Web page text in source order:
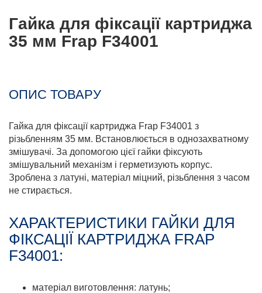
Гайка для фіксації картриджа
35 мм Frap F34001
ОПИС ТОВАРУ
Гайка для фіксації картриджа Frap F34001 з
різьбленням 35 мм. Встановлюється в однозахватному
змішувачі. За допомогою цієї гайки фіксують
змішувальний механізм і герметизують корпус.
Зроблена з латуні, матеріал міцний, різьблення з часом
не стирається.
ХАРАКТЕРИСТИКИ ГАЙКИ ДЛЯ
ФІКСАЦІЇ КАРТРИДЖА FRAP
F34001:
матеріал виготовлення: латунь;